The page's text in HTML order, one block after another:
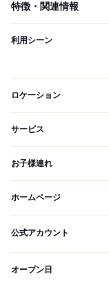
特徴・関連情報
利用シーン
ロケーション
サービス
お子様連れ
ホームページ
公式アカウント
オープン日